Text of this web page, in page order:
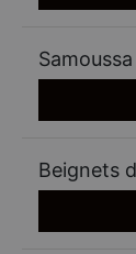
Beignets